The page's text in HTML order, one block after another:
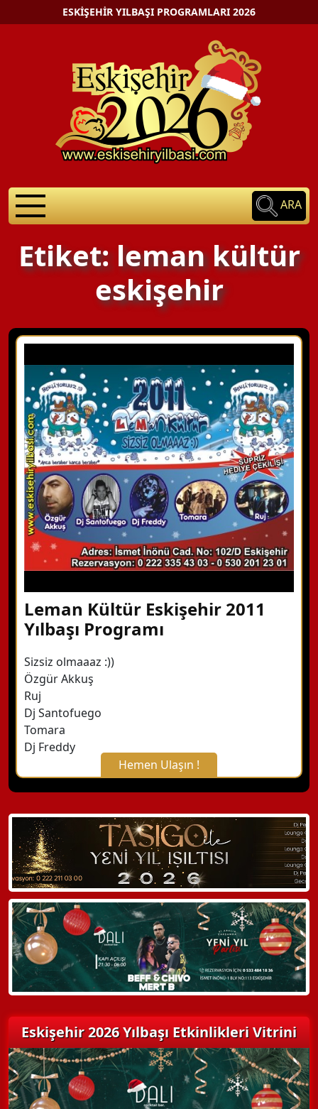
ESKIŞEHIR YILBAŞI PROGRAMLARI 2026
ARA
Etiket: leman kültür
eskişehir
Leman Kültür Eskişehir 2011
Yılbaşı Programı
Sizsiz olmaaaz :))
Özgür Akkuş
Ruj
Dj Santofuego
Tomara
Dj Freddy
Hemen Ulaşın !
X Kapat
WhatsApp ile Bilgi Alın
Hemen Arayın
Detaylı Bilgi Alın
Eskişehir 2026 Yılbaşı Etkinlikleri Vitrini